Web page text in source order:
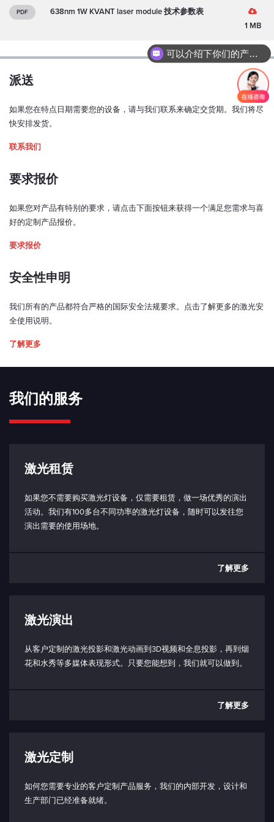
功率稳定性（超过 1 小时，连续运行，预热后和 ±3°C）：
< 0.5 %
指向稳定性（超过 1 小时，连续运行，预热后和 ±3°C）：
< ±100 µrad
输出窗光束居中：
光束垂直度：
< 5 分钟
模拟、TTL、USB、电位计
0 - 5V（0.5 - 4.5 V，TCCO* 开启）
TTL 输入信号：
0 - 0.8 V：低
带宽（模拟输入，3 dB 截止频率）：
240 kHz
700 - 900 ns（取决于信号）
0.6 - 4 μs（取决于信号）
5 kΩ
连接电缆（激光头到控制箱）：
联锁：
打开：禁用发射
工作底板温度范围：
（-10） - 80°C
防护等级（仅限激光头）：
IP64 防护等级
1. Enclosed Driver
117x89x34
2. Bench top driver
PDF
638nm 1W KVANT laser module 技术参数表
1 MB
派送
如果您在特点日期需要您的设备，请与我们联系来确定交货期。我们将尽
快安排发货。
联系我们
要求报价
如果您对产品有特别的要求，请点击下面按钮来获得一个满足您需求与喜
好的定制产品报价。
要求报价
安全性申明
我们所有的产品都符合严格的国际安全法规要求。点击了解更多的激光安
全使用说明。
了解更多
我们的服务
激光租赁
如果您不需要购买激光灯设备，仅需要租赁，做一场优秀的演出
活动。我们有100多台不同功率的激光灯设备，随时可以发往您
演出需要的使用场地。
了解更多
激光演出
从客户定制的激光投影和激光动画到3D视频和全息投影，再到烟
花和水秀等多媒体表现形式。只要您能想到，我们就可以做到。
了解更多
激光定制
如何您需要专业的客户定制产品服务，我们的内部开发，设计和
生产部门已经准备就绪。
可以介绍下你们的产品么？